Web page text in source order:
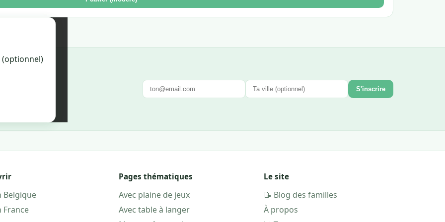
Une fois
fiche.
(optionnel)
de spam.
S'inscrire
Pages thématiques
Avec plaine de jeux
Avec table à langer
Le site
📝 Blog des familles
À propos